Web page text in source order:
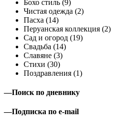
Бохо стиль (9)
Чистая одежда (2)
Пасха (14)
Перуанская коллекция (2)
Сад и огород (19)
Свадьба (14)
Славяне (3)
Стихи (30)
Поздравления (1)
—Поиск по дневнику
—Подписка по e-mail